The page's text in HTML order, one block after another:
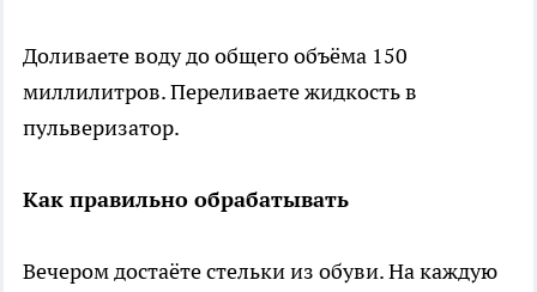
Доливаете воду до общего объёма 150
миллилитров. Переливаете жидкость в
пульверизатор.
Как правильно обрабатывать
Вечером достаёте стельки из обуви. На каждую